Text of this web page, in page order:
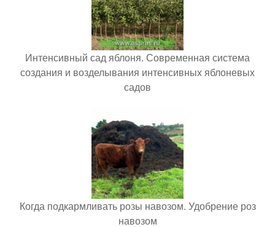
Интенсивный сад яблоня. Современная система
создания и возделывания интенсивных яблоневых
садов
Когда подкармливать розы навозом. Удобрение роз
навозом